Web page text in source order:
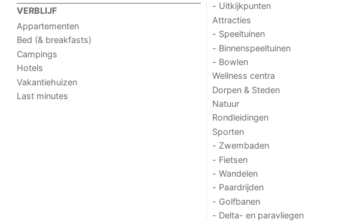
VERBLIJF
Appartementen
Bed (& breakfasts)
Campings
Hotels
Vakantiehuizen
Last minutes
- Uitkijkpunten
Attracties
- Speeltuinen
- Binnenspeeltuinen
- Bowlen
Wellness centra
Dorpen & Steden
Natuur
Rondleidingen
Sporten
- Zwembaden
- Fietsen
- Wandelen
- Paardrijden
- Golfbanen
- Delta- en paravliegen